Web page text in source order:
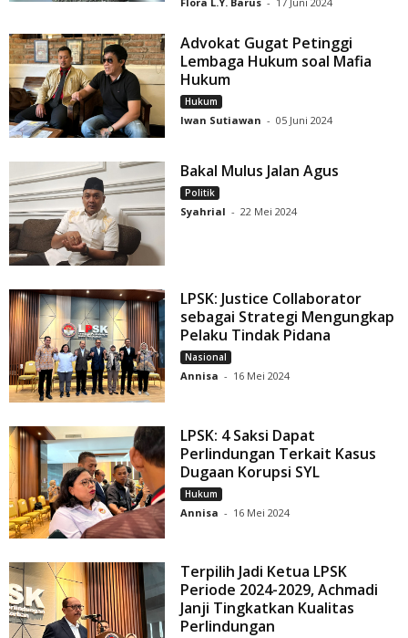
Advokat Gugat Petinggi
Lembaga Hukum soal Mafia
Hukum
Hukum
Iwan Sutiawan - 05 Juni 2024
Bakal Mulus Jalan Agus
Politik
Syahrial - 22 Mei 2024
LPSK: Justice Collaborator
sebagai Strategi Mengungkap
Pelaku Tindak Pidana
Nasional
Annisa - 16 Mei 2024
LPSK: 4 Saksi Dapat
Perlindungan Terkait Kasus
Dugaan Korupsi SYL
Hukum
Annisa - 16 Mei 2024
Terpilih Jadi Ketua LPSK
Periode 2024-2029, Achmadi
Janji Tingkatkan Kualitas
Perlindungan